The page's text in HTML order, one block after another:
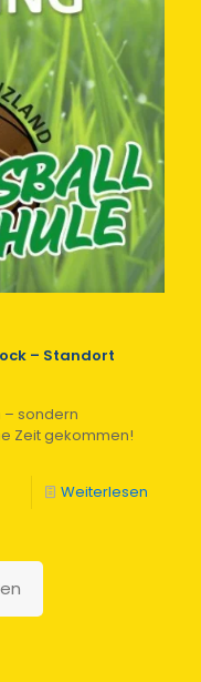
– Standort
– sondern
Zeit gekommen!
Weiterlesen